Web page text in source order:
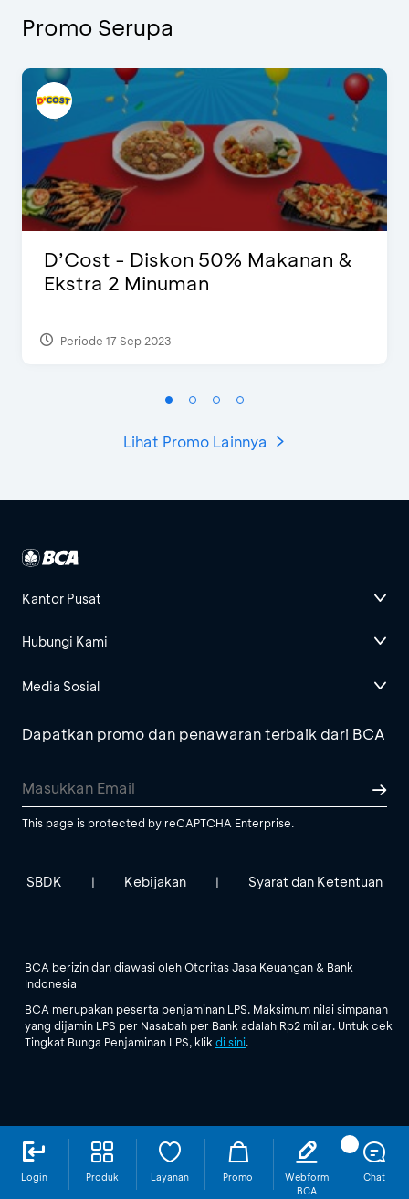
Login Produk Layanan Promo
Webform
BCA
Chat
Promo Serupa
D’Cost - Diskon 50% Makanan &
Ekstra 2 Minuman
Periode 17 Sep 2023
Lihat Promo Lainnya
Kantor Pusat
Hubungi Kami
Media Sosial
Dapatkan promo dan penawaran terbaik dari BCA
This page is protected by reCAPTCHA Enterprise.
SBDK | Kebijakan | Syarat dan Ketentuan
BCA berizin dan diawasi oleh Otoritas Jasa Keuangan & Bank
Indonesia
BCA merupakan peserta penjaminan LPS. Maksimum nilai simpanan
yang dijamin LPS per Nasabah per Bank adalah Rp2 miliar. Untuk cek
Tingkat Bunga Penjaminan LPS, klik di sini.